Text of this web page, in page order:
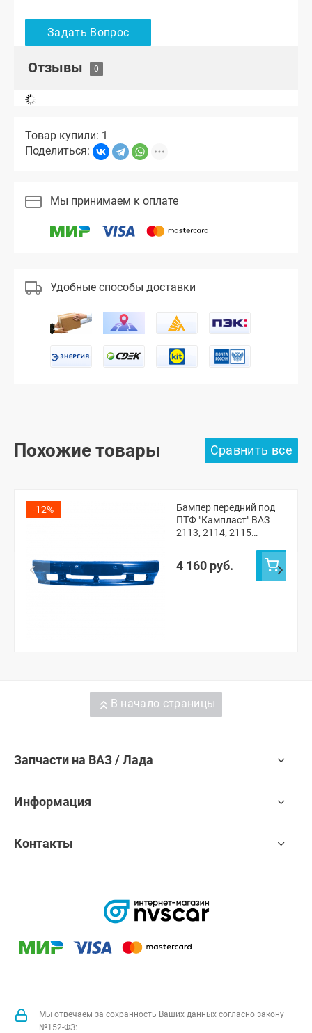
Отзывы
Товар купили: 1
Поделиться:
Мы принимаем к оплате
Удобные способы доставки
Похожие товары
-12%
Бампер передний под
ПТФ "Кампласт" ВАЗ
2113, 2114, 2115
4 160 руб.
В начало страницы
Запчасти на ВАЗ / Лада
Информация
Контакты
Мы отвечаем за сохранность Ваших данных согласно закону
№152-ФЗ: